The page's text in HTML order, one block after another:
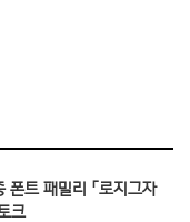
트 패밀리 「로지그자
크